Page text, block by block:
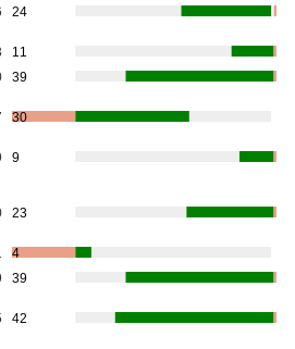
24
11
39
30
9
23
4
39
42